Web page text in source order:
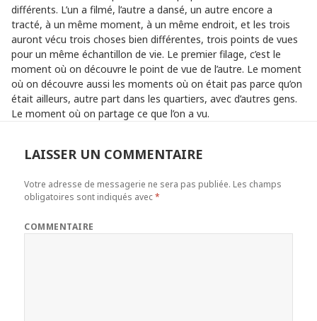
différents. L’un a filmé, l’autre a dansé, un autre encore a
tracté, à un même moment, à un même endroit, et les trois
auront vécu trois choses bien différentes, trois points de vues
pour un même échantillon de vie. Le premier filage, c’est le
moment où on découvre le point de vue de l’autre. Le moment
où on découvre aussi les moments où on était pas parce qu’on
était ailleurs, autre part dans les quartiers, avec d’autres gens.
Le moment où on partage ce que l’on a vu.
LAISSER UN COMMENTAIRE
Votre adresse de messagerie ne sera pas publiée. Les champs
obligatoires sont indiqués avec*
COMMENTAIRE